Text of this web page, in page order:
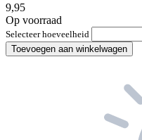
9,95
Op voorraad
Selecteer hoeveelheid
Toevoegen aan winkelwagen